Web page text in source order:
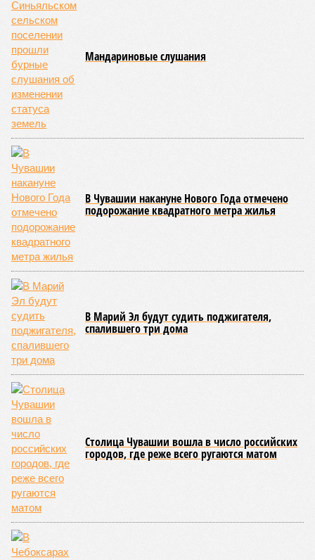
Мандариновые слушания
В Чувашии накануне Нового Года отмечено
подорожание квадратного метра жилья
В Марий Эл будут судить поджигателя,
спалившего три дома
Столица Чувашии вошла в число российских
городов, где реже всего ругаются матом